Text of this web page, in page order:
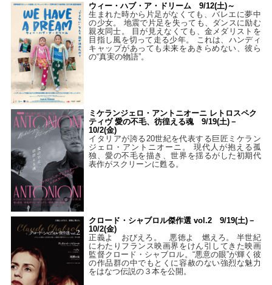
ウィー・ハブ・ア・ドリーム 9/12(土)～
生まれた時から片足がなくても、バレエに夢中
の少女。 地震で片足を失っても、ダンスに励む
親友同士。 目が見えなくても、金メダリストを
目指し風を切って走る少年。 これは、ハンディ
キャップがあっても未来をあきらめない、彼ら
の“真実の物語”。
ミケランジェロ・アントニオーニ レトロスペク
ティヴ 愛の不毛、彷徨える魂 9/19(土)－
10/2(金)
イタリアが誇る20世紀を代表する巨匠ミケラン
ジェロ・アントニオーニ。 現代人が抱える孤
独、愛の不毛を描き、世界を揺るがした初期代
表作がスクリーンに甦る。
クロード・シャブロル傑作選 vol.2 9/19(土)－
10/2(金)
正義よ おびえろ。 悪徳よ 燃えろ。 半世紀
にわたりフランス映画界をけん引してきた映画
監督クロード・シャブロル。“悪意の眼”が輝く彼
の作品群の中でもとくに容赦のない強烈な魅力
をはなつ伝説の３本を公開。